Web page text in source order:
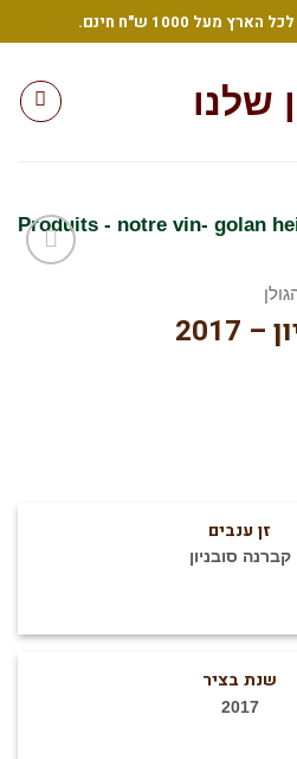
1000 ש"ח חינם.
זן ענבים
סובניון
שנת בציר
2017